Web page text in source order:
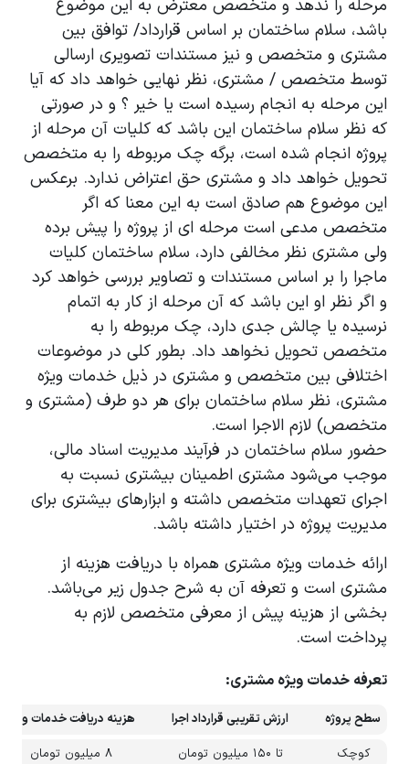
مرحله را ندهد و متخصص معترض به این موضوع
باشد، سلام ساختمان بر اساس قرارداد/ توافق بین
مشتری و متخصص و نیز مستندات تصویری ارسالی
توسط متخصص / مشتری، نظر نهایی خواهد داد که آیا
این مرحله به انجام رسیده است یا خیر ؟ و در صورتی
که نظر سلام ساختمان این باشد که کلیات آن مرحله از
پروژه انجام شده است، برگه چک مربوطه را به متخصص
تحویل خواهد داد و مشتری حق اعتراض ندارد. برعکس
این موضوع هم صادق است به این معنا که اگر
متخصص مدعی است مرحله ای از پروژه را پیش برده
ولی مشتری نظر مخالفی دارد، سلام ساختمان کلیات
ماجرا را بر اساس مستندات و تصاویر بررسی خواهد کرد
و اگر نظر او این باشد که آن مرحله از کار به اتمام
نرسیده یا چالش جدی دارد، چک مربوطه را به
متخصص تحویل نخواهد داد. بطور کلی در موضوعات
اختلافی بین متخصص و مشتری در ذیل خدمات ویژه
مشتری، نظر سلام ساختمان برای هر دو طرف (مشتری و
متخصص) لازم الاجرا است.
حضور سلام ساختمان در فرآیند مدیریت اسناد مالی،
موجب می‌شود مشتری اطمینان بیشتری نسبت به
اجرای تعهدات متخصص داشته و ابزارهای بیشتری برای
مدیریت پروژه در اختیار داشته باشد.
ارائه خدمات ویژه مشتری همراه با دریافت هزینه از
مشتری است و تعرفه آن به شرح جدول زیر می‌باشد.
بخشی از هزینه پیش از معرفی متخصص لازم به
پرداخت است.
تعرفه خدمات ویژه مشتری:
سطح پروژه ارزش تقریبی قرارداد اجرا
هزینه دریافت خدمات ویژه
کوچک
تا ۱۵۰ میلیون تومان
۸ میلیون تومان